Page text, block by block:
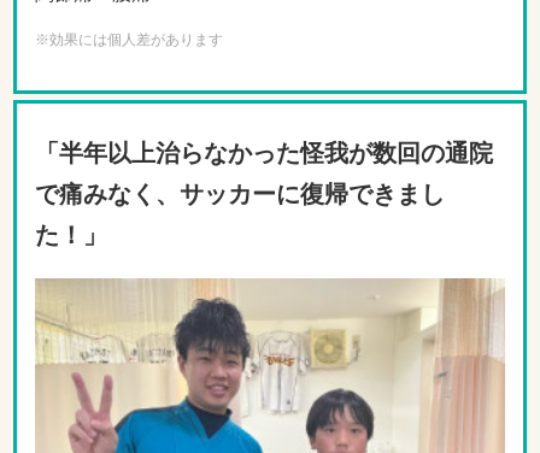
※効果には個人差があります
「半年以上治らなかった怪我が数回の通院
で痛みなく、サッカーに復帰できまし
た！」